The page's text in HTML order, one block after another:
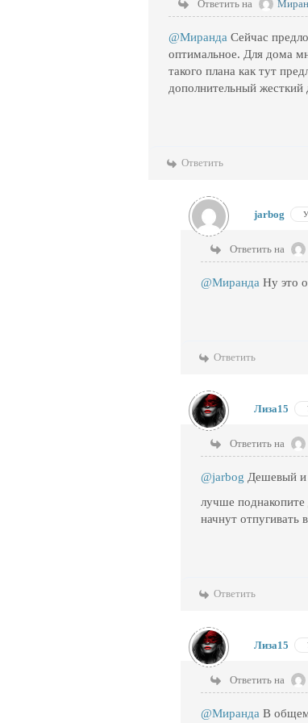
Ответить на
@Миранда Сейчас
оптимальное. Для дома
такого плана как тут
дополнительный
Ответить
jarbog
Ответить на
@Миранда Ну это
Ответить
Лиза15
Ответить на
@jarbog Дешевый и
лучше
начнут отпугивать
Ответить
Лиза15
Ответить на
@Миранда В